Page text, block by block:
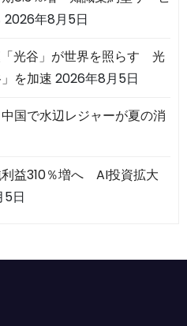
2026年8月5日
光谷」が世界を照らす 光
を加速 2026年8月5日
国で水辺レジャーが夏の消
益310％増へ AI投資拡大
5日